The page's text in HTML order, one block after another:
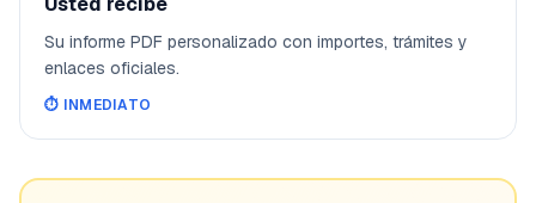
Su informe PDF personalizado con importes, trámites y
enlaces oficiales.
⏱️ INMEDIATO